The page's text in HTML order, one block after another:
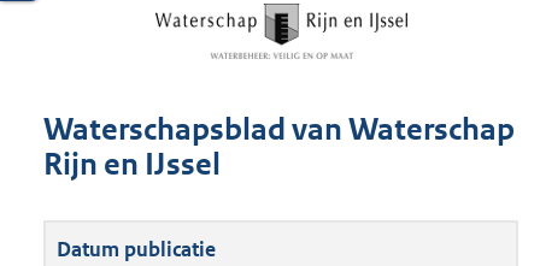
Waterschapsblad van Waterschap
Rijn en IJssel